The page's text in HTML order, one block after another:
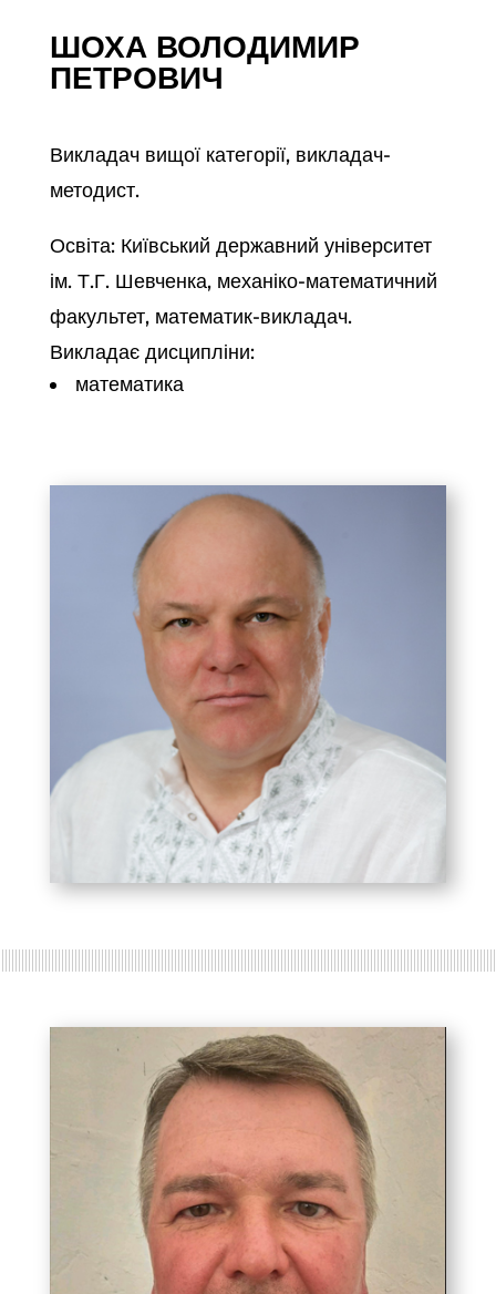
ШОХА ВОЛОДИМИР
ПЕТРОВИЧ
Викладач вищої категорії, викладач-
методист.
Освіта: Київський державний університет
ім. Т.Г. Шевченка, механіко-математичний
факультет, математик-викладач.
Викладає дисципліни:
математика